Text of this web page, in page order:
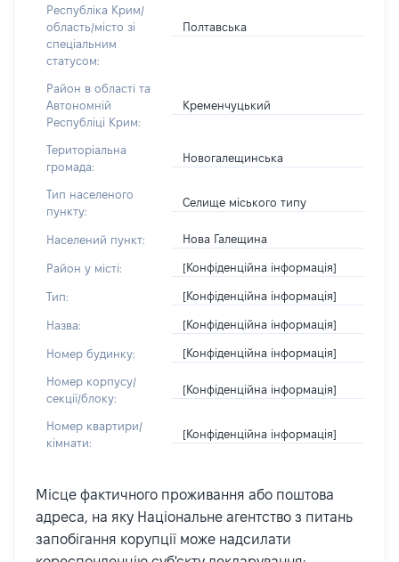
Республіка Крим/
область/місто зі
спеціальним
статусом:
Полтавська
Район в області та
Автономній
Республіці Крим:
Кременчуцький
Територіальна
громада:
Новогалещинська
Тип населеного
пункту:
Селище міського типу
Населений пункт: Нова Галещина
Район у місті: [Конфіденційна інформація]
Тип: [Конфіденційна інформація]
Назва: [Конфіденційна інформація]
Номер будинку: [Конфіденційна інформація]
Номер корпусу/
секції/блоку:
[Конфіденційна інформація]
Номер квартири/
кімнати:
[Конфіденційна інформація]
Місце фактичного проживання або поштова
адреса, на яку Національне агентство з питань
запобігання корупції може надсилати